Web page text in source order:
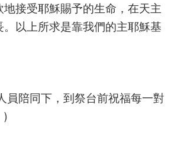
地接受耶穌賜予的生命，在天主
。以上所求是靠我們的主耶穌基
員陪同下，到祭台前祝福每一對
)